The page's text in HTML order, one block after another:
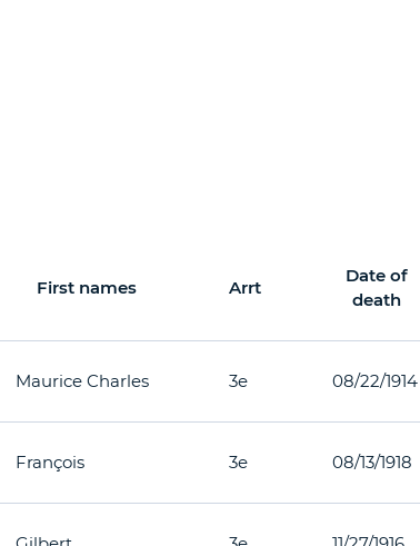
First names Arrt
Date of
death
Maurice Charles 3e 08/22/1914
François 3e 08/13/1918